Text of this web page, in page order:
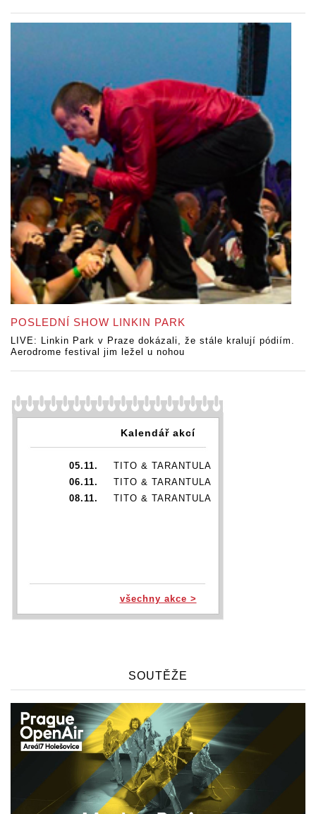
POSLEDNÍ SHOW LINKIN PARK
LIVE: Linkin Park v Praze dokázali, že stále kralují pódiím.
Aerodrome festival jim ležel u nohou
Kalendář akcí
05.11.
TITO & TARANTULA
06.11.
TITO & TARANTULA
08.11.
TITO & TARANTULA
všechny akce >
SOUTĚŽE